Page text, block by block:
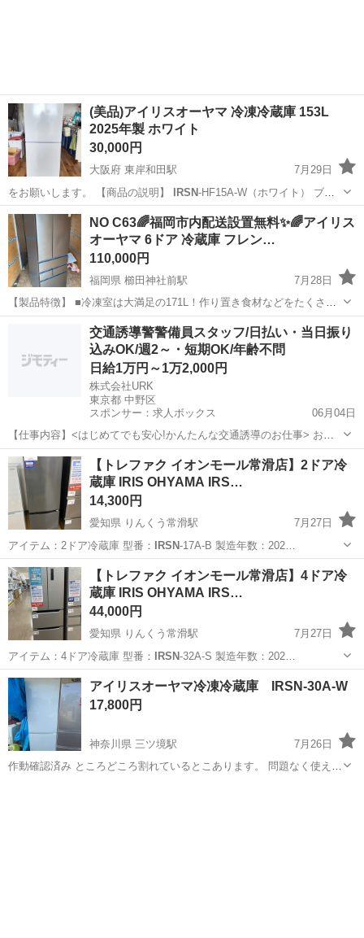
(美品)アイリスオーヤマ 冷凍冷蔵庫 153L
2025年製 ホワイト
30,000円
大阪府 東岸和田駅
7月29日
をお願いします。 【商品の説明】 IRSN-HF15A-W（ホワイト） ブラ
ン…
大阪 岸和田市 東岸和田駅 キッチン家電 IRSN
NO C63🌈福岡市内配送設置無料✨🌈アイリス
オーヤマ 6ドア 冷蔵庫 フレン…
110,000円
福岡県 櫛田神社前駅
7月28日
【製品特徴】 ■冷凍室は大満足の171L！作り置き食材などをたくさん
冷凍保存でき、より快適な暮らしをサポート ■高さが約1700mmで他
社同容量帯と比較して約10cm低く、最上段が平均身長の女性
（158cm）でも届きます ■...
櫛田神社前駅 キッチン家電
交通誘導警警備員スタッフ/日払い・当日振り
込みOK/週2～・短期OK/年齢不問
日給1万円～1万2,000円
株式会社URK
東京都 中野区
スポンサー：求人ボックス
06月04日
【仕事内容】<はじめてでも安心!かんたんな交通誘導のお仕事> お願
いするのは、住宅街の工事現場で車や人を安全に誘導するお仕事で
す。 工事現場といっても、住宅街が多いので、交通量は少なめで落ち
着いた環境。 しかも、複雑な片側交互通行...
アルバイト・パート
【トレファク イオンモール常滑店】2ドア冷
蔵庫 IRIS OHYAMA IRS…
14,300円
愛知県 りんくう常滑駅
7月27日
アイテム：2ドア冷蔵庫 型番：
IRSN -17A-B 製造年数：202…
愛知 常滑市 りんくう常滑駅 キッチン家電 IRSN
【トレファク イオンモール常滑店】4ドア冷
蔵庫 IRIS OHYAMA IRS…
44,000円
愛知県 りんくう常滑駅
7月27日
アイテム：4ドア冷蔵庫 型番： IRSN -32A-S 製造年数：202…
愛知 常滑市 りんくう常滑駅 キッチン家電
アイリスオーヤマ冷凍冷蔵庫 IRSN-30A-W
17,800円
神奈川県 三ツ境駅
7月26日
作動確認済み ところどころ割れているとこあります。 問題なく使えま